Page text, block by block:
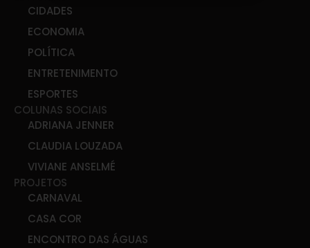
CIDADES
ECONOMIA
POLÍTICA
ENTRETENIMENTO
ESPORTES
COLUNAS SOCIAIS
ADRIANA JENNER
CLAUDIA LOUZADA
VIVIANE ANSELMÉ
PROJETOS
CARNAVAL
CASA COR
ENCONTRO DAS ÁGUAS